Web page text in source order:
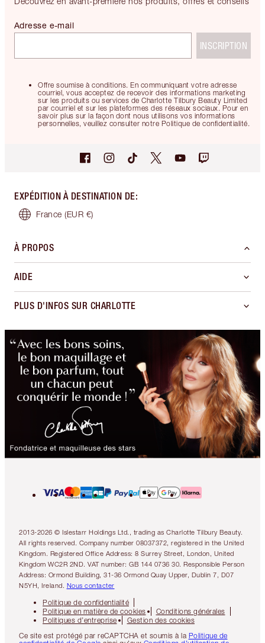
Offre soumise à conditions. En communiquant votre adresse
courriel, vous acceptez de recevoir des informations marketing
sur les produits ou services de Charlotte Tilbury Beauty Limited
par courriel et sur les plateformes des réseaux sociaux. Pour en
savoir plus sur la façon dont nous utilisons vos informations
personnelles, veuillez consulter notre Politique de confidentialité.
Adresse e-mail
INSCRIPTION
EXPÉDITION À DESTINATION DE:
France (EUR €)
À PROPOS
AIDE
PLUS D'INFOS SUR CHARLOTTE
2013-2026 © Islestarr Holdings Ltd., trading as Charlotte Tilbury Beauty.
All rights reserved. Company number 08037372, registered in the United
Kingdom. Registered Office Address: 8 Surrey Street, London, United
Kingdom WC2R 2ND. VAT number: GB 144 0736 30. Responsible Person
Address: Ormond Building, 31-36 Ormond Quay Upper, Dublin 7, D07
N5YH, Ireland. Nous contacter
Politique de confidentialité
Politique en matière de cookies
Conditions générales
Politiques d’entreprise
Gestion des cookies
Ce site est protégé par reCAPTCHA et soumis à la Politique de